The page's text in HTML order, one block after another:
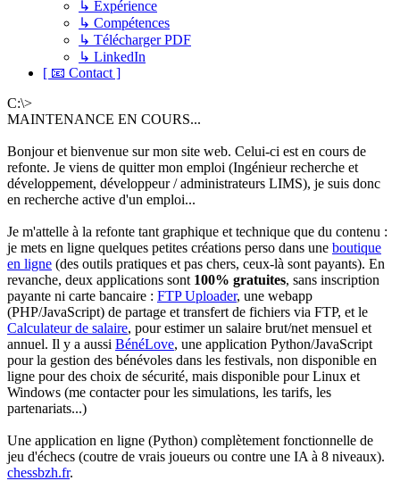
↳ Expérience
↳ Compétences
↳ Télécharger PDF
↳ LinkedIn
[ 📧 Contact ]
C:\>
MAINTENANCE EN COURS...
Bonjour et bienvenue sur mon site web. Celui-ci est en cours de
refonte. Je viens de quitter mon emploi (Ingénieur recherche et
développement, développeur / administrateurs LIMS), je suis donc
en recherche active d'un emploi...
Je m'attelle à la refonte tant graphique et technique que du contenu :
je mets en ligne quelques petites créations perso dans une boutique
en ligne (des outils pratiques et pas chers, ceux-là sont payants). En
revanche, deux applications sont 100% gratuites, sans inscription
payante ni carte bancaire : FTP Uploader, une webapp
(PHP/JavaScript) de partage et transfert de fichiers via FTP, et le
Calculateur de salaire, pour estimer un salaire brut/net mensuel et
annuel. Il y a aussi BénéLove, une application Python/JavaScript
pour la gestion des bénévoles dans les festivals, non disponible en
ligne pour des choix de sécurité, mais disponible pour Linux et
Windows (me contacter pour les simulations, les tarifs, les
partenariats...)
Une application en ligne (Python) complètement fonctionnelle de
jeu d'échecs (coutre de vrais joueurs ou contre une IA à 8 niveaux).
chessbzh.fr.